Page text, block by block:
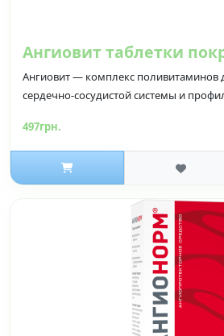
Ангиовит таблетки
Ангиовит — комплекс поливитаминов
сердечно-сосудистой системы и
497грн.